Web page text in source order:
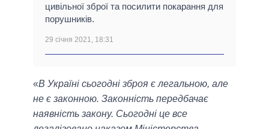
цивільної зброї та посилити покарання для
порушників.
29 січня 2021, 18:31
«В Україні сьогодні зброя є легальною, але
не є законною. Законність передбачає
наявність закону. Сьогодні це все